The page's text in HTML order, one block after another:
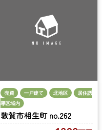
売買 一戸建て 北地区
居住誘
導区域内
敦賀市相生町 no.262